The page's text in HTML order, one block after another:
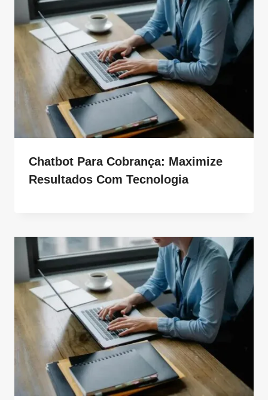
Chatbot Para Cobrança: Maximize
Resultados Com Tecnologia